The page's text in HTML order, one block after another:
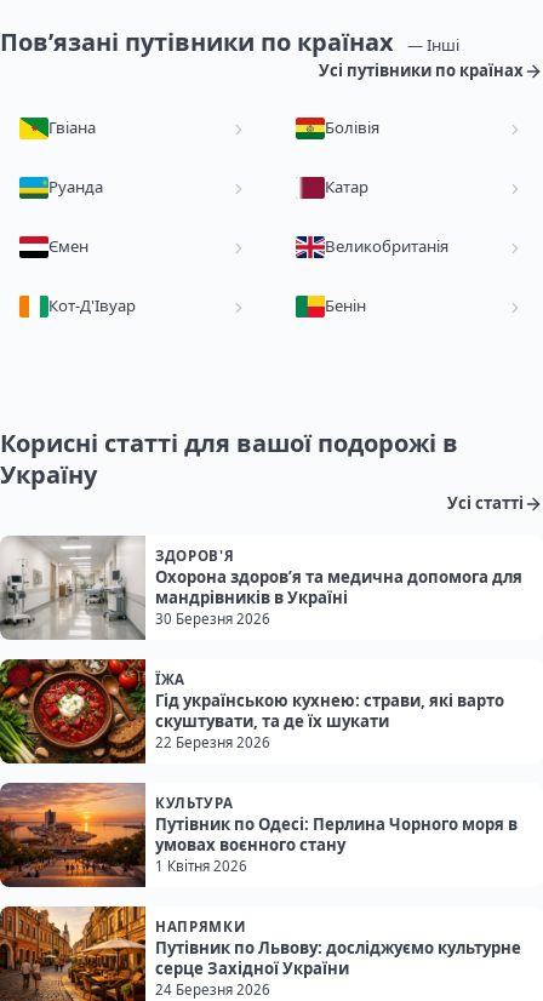
Пов’язані путівники по країнах
— Інші
Усі путівники по країнах
Гвіана Болівія
Руанда Катар
Ємен Великобританія
Кот-Д'Івуар Бенін
Корисні статті для вашої подорожі в
Україну
Усі статті
ЗДОРОВ'Я
Охорона здоров’я та медична допомога для
мандрівників в Україні
30 Березня 2026
ЇЖА
Гід українською кухнею: страви, які варто
скуштувати, та де їх шукати
22 Березня 2026
КУЛЬТУРА
Путівник по Одесі: Перлина Чорного моря в
умовах воєнного стану
1 Квітня 2026
НАПРЯМКИ
Путівник по Львову: досліджуємо культурне
серце Західної України
24 Березня 2026